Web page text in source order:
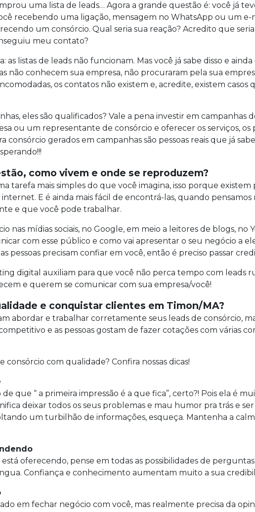
uma lista de leads… Agora a grande questão é: você já
recebendo uma ligação, mensagem no WhatsApp ou um e-
um consórcio. Qual seria sua reação? Acredito que
meu contato?
listas de leads não funcionam. Mas você já sabe disso e ainda
não conhecem sua empresa, não procuraram pela sua
os contatos não existem e, acredite, existem casos
eles são qualificados? Vale a pena investir em campanhas
ou um representante de consórcio e oferecer os serviços, os
consórcio gerados em campanhas são pessoas reais que já
como vivem e onde se reproduzem?
tarefa mais simples do que você imagina, isso porque existem
E é ainda mais fácil de encontrá-las, quando pensamos
e que você pode trabalhar.
nas mídias sociais, no Google, em meio a leitores de blogs,
com esse público e como vai apresentar o seu negócio a
pessoas precisam confiar em você, então é preciso passar
digital auxiliam para que você não perca tempo com leads
e querem se comunicar com sua empresa/você!
e conquistar clientes em Timon/MA?
abordar e trabalhar corretamente seus leads de consórcio,
e as pessoas gostam de fazer cotações com várias
consórcio com qualidade? Confira nossas dicas!
que “ a primeira impressão é a que fica”, certo?! Pois ela é
deixar todos os seus problemas e mau humor pra trás e
um turbilhão de informações, esqueça. Mantenha a
oferecendo, pense em todas as possibilidades de
Confiança e conhecimento aumentam muito a sua
em fechar negócio com você, mas realmente precisa da